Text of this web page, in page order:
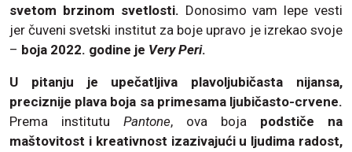
svetom brzinom svetlosti. Donosimo vam lepe vesti
jer čuveni svetski institut za boje upravo je izrekao svoje
– boja 2022. godine je Very Peri.
U pitanju je upečatljiva plavoljubičasta nijansa,
preciznije plava boja sa primesama ljubičasto-crvene.
Prema institutu Pantone, ova boja podstiče na
maštovitost i kreativnost izazivajući u ljudima radost,